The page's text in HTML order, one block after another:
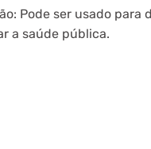
Pode ser usado para
a saúde pública.